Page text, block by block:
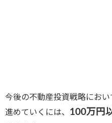
今後の不動産投資戦略にお
進めていくには、 100万円